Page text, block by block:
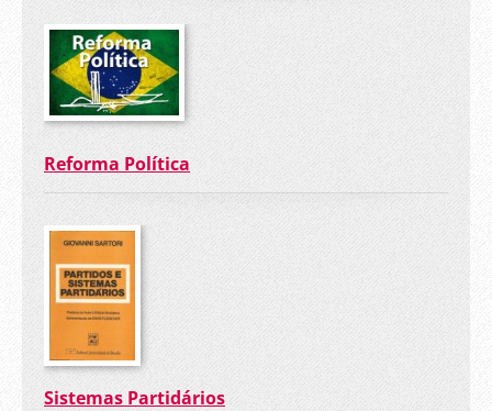
Reforma Política
Sistemas Partidários